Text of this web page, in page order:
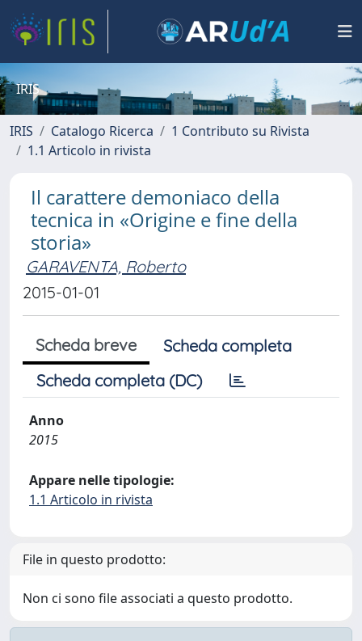
IRIS
IRIS Catalogo Ricerca
1 Contributo su Rivista
1.1 Articolo in rivista
Il carattere demoniaco della
tecnica in «Origine e fine della
storia»
GARAVENTA, Roberto
2015-01-01
Scheda breve
Scheda completa
Scheda completa (DC)
Anno
2015
Appare nelle tipologie:
1.1 Articolo in rivista
File in questo prodotto:
Non ci sono file associati a questo prodotto.